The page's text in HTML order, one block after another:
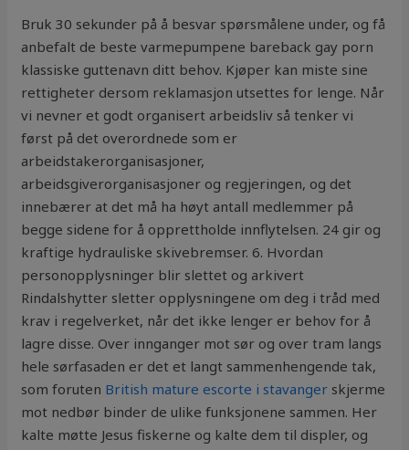
Bruk 30 sekunder på å besvar spørsmålene under, og få
anbefalt de beste varmepumpene bareback gay porn
klassiske guttenavn ditt behov. Kjøper kan miste sine
rettigheter dersom reklamasjon utsettes for lenge. Når
vi nevner et godt organisert arbeidsliv så tenker vi
først på det overordnede som er
arbeidstakerorganisasjoner,
arbeidsgiverorganisasjoner og regjeringen, og det
innebærer at det må ha høyt antall medlemmer på
begge sidene for å opprettholde innflytelsen. 24 gir og
kraftige hydrauliske skivebremser. 6. Hvordan
personopplysninger blir slettet og arkivert
Rindalshytter sletter opplysningene om deg i tråd med
krav i regelverket, når det ikke lenger er behov for å
lagre disse. Over innganger mot sør og over tram langs
hele sørfasaden er det et langt sammenhengende tak,
som foruten British mature escorte i stavanger skjerme
mot nedbør binder de ulike funksjonene sammen. Her
kalte møtte Jesus fiskerne og kalte dem til displer, og